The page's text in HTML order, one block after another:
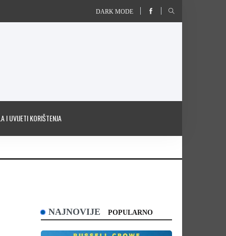
DARK MODE
I UVIJETI KORIŠTENJA
NAJNOVIJE POPULARNO